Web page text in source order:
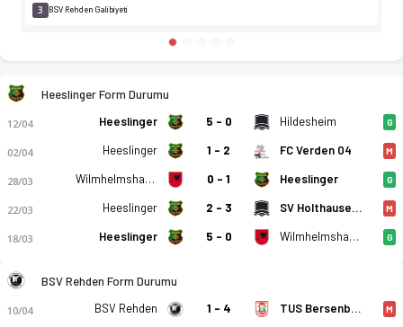
3 BSV Rehden Galibiyeti
Heeslinger Form Durumu
12/04 Heeslinger 5 - 0 Hildesheim G
02/04 Heeslinger 1 - 2 FC Verden 04 M
28/03 Wilmhelmshaven 0 - 1 Heeslinger G
22/03 Heeslinger 2 - 3 SV Holthausen-Biene M
18/03 Heeslinger 5 - 0 Wilmhelmshaven G
BSV Rehden Form Durumu
10/04 BSV Rehden 1 - 4 TUS Bersenbruck M